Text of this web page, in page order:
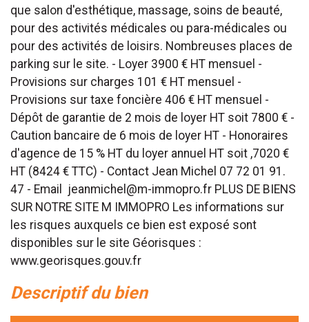
que salon d'esthétique, massage, soins de beauté,
pour des activités médicales ou para-médicales ou
pour des activités de loisirs. Nombreuses places de
parking sur le site. - Loyer 3900 € HT mensuel -
Provisions sur charges 101 € HT mensuel -
Provisions sur taxe foncière 406 € HT mensuel -
Dépôt de garantie de 2 mois de loyer HT soit 7800 € -
Caution bancaire de 6 mois de loyer HT - Honoraires
d'agence de 15 % HT du loyer annuel HT soit ,7020 €
HT (8424 € TTC) - Contact Jean Michel 07 72 01 91.
47 - Email jeanmichel@m-immopro.fr PLUS DE BIENS
SUR NOTRE SITE M IMMOPRO Les informations sur
les risques auxquels ce bien est exposé sont
disponibles sur le site Géorisques :
www.georisques.gouv.fr
descriptif du bien